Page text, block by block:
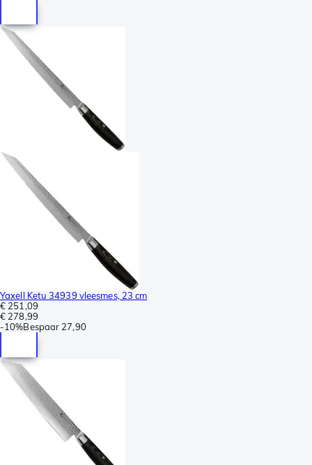
Yaxell Ketu 34939 vleesmes, 23 cm
€ 251,09
€ 278,99
-10%Bespaar 27,90